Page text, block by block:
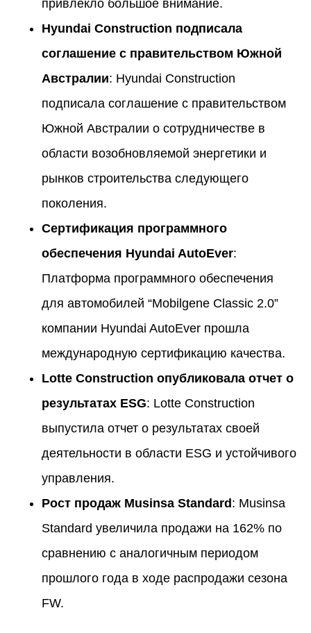
привлекло большое внимание.
Hyundai Construction подписала
соглашение с правительством Южной
Австралии: Hyundai Construction
подписала соглашение с правительством
Южной Австралии о сотрудничестве в
области возобновляемой энергетики и
рынков строительства следующего
поколения.
Сертификация программного
обеспечения Hyundai AutoEver:
Платформа программного обеспечения
для автомобилей “Mobilgene Classic 2.0”
компании Hyundai AutoEver прошла
международную сертификацию качества.
Lotte Construction опубликовала отчет о
результатах ESG: Lotte Construction
выпустила отчет о результатах своей
деятельности в области ESG и устойчивого
управления.
Рост продаж Musinsa Standard : Musinsa
Standard увеличила продажи на 162% по
сравнению с аналогичным периодом
прошлого года в ходе распродажи сезона
FW.